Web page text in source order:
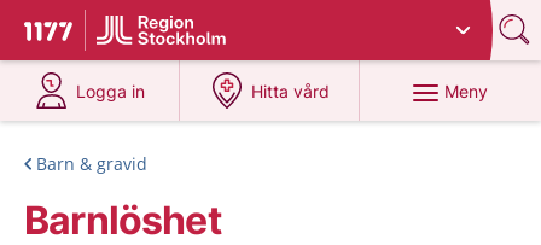
Till startsidan för 1177
Du har valt region
Logga in
på 1177.se
Hitta vård
på 1177.se
Meny
Barn & gravid
Barnlöshet